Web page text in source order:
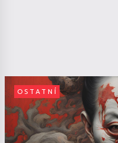
OSTATNÍ